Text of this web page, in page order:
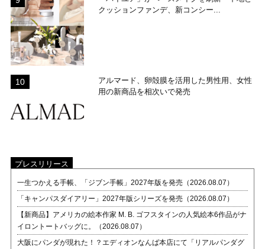
クッションファンデ、新コンシー...
アルマード、卵殻膜を活用した男性用、女性
用の新商品を相次いで発売
プレスリリース
一生つかえる手帳、「ジブン手帳」2027年版を発売（2026.08.07）
「キャンパスダイアリー」2027年版シリーズを発売（2026.08.07）
【新商品】アメリカの絵本作家 M. B. ゴフスタインの人気絵本6作品がナ
イロントートバッグに。（2026.08.07）
大阪にパンダが現れた！？エディオンなんば本店にて「リアルパンダグ